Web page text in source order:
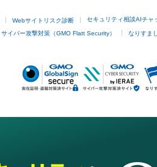
Webサイトリスク診断 セキュリティ相談AIチャ
サイバー攻撃対策（GMO Flatt Security） なりすま